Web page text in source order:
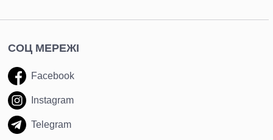
СОЦ МЕРЕЖІ
Facebook
Instagram
Telegram